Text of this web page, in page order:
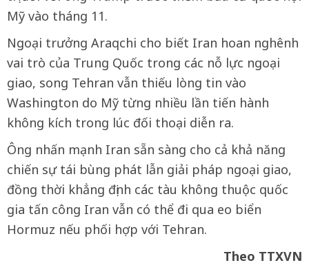
Mỹ vào tháng 11.
Ngoại trưởng Araqchi cho biết Iran hoan nghênh
vai trò của Trung Quốc trong các nỗ lực ngoại
giao, song Tehran vẫn thiếu lòng tin vào
Washington do Mỹ từng nhiều lần tiến hành
không kích trong lúc đối thoại diễn ra.
Ông nhấn mạnh Iran sẵn sàng cho cả khả năng
chiến sự tái bùng phát lẫn giải pháp ngoại giao,
đồng thời khẳng định các tàu không thuộc quốc
gia tấn công Iran vẫn có thể đi qua eo biển
Hormuz nếu phối hợp với Tehran.
Theo TTXVN